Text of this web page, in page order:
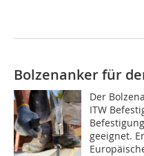
Bolzenanker für
Der
ITW
geeignet.